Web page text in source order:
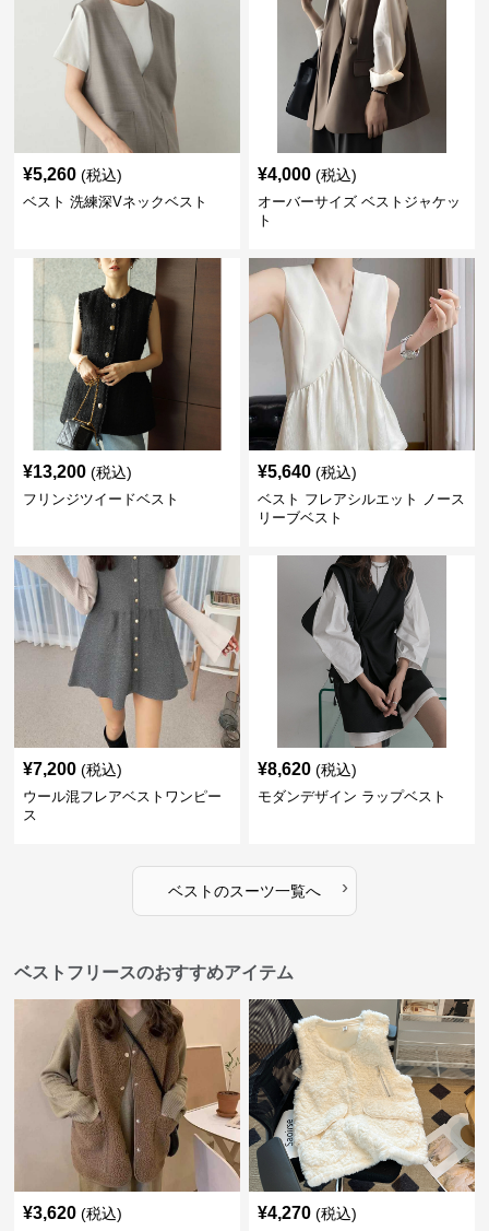
¥5,260 (税込)
ベスト 洗練深Vネックベスト
¥4,000 (税込)
オーバーサイズ ベストジャケッ
ト
¥13,200 (税込)
フリンジツイードベスト
¥5,640 (税込)
ベスト フレアシルエット ノース
リーブベスト
¥7,200 (税込)
ウール混フレアベストワンピー
ス
¥8,620 (税込)
モダンデザイン ラップベスト
ベストのスーツ一覧へ ›
ベストフリースのおすすめアイテム
¥3,620 (税込) ¥4,270 (税込)